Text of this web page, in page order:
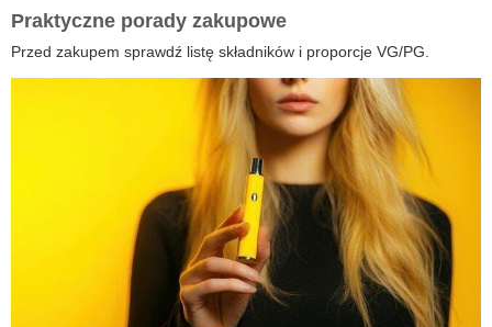
Praktyczne porady zakupowe
Przed zakupem sprawdź listę składników i proporcje VG/PG.